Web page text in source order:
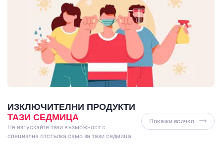
ИЗКЛЮЧИТЕЛНИ ПРОДУКТИ
ТАЗИ СЕДМИЦА
Не изпускайте тази възможност с
специална отстъпка само за тази седмица.
Покажи всичко